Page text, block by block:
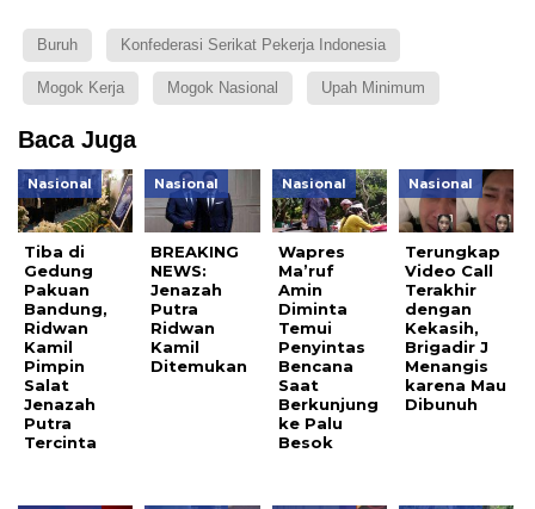
Buruh Konfederasi Serikat Pekerja Indonesia
Mogok Kerja Mogok Nasional Upah Minimum
Baca Juga
Nasional
Tiba di
Gedung
Pakuan
Bandung,
Ridwan
Kamil
Pimpin
Salat
Jenazah
Putra
Tercinta
Nasional
BREAKING
NEWS:
Jenazah
Putra
Ridwan
Kamil
Ditemukan
Nasional
Wapres
Ma’ruf
Amin
Diminta
Temui
Penyintas
Bencana
Saat
Berkunjung
ke Palu
Besok
Nasional
Terungkap
Video Call
Terakhir
dengan
Kekasih,
Brigadir J
Menangis
karena Mau
Dibunuh